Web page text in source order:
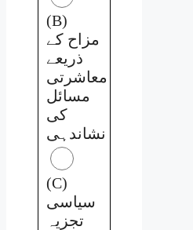
(B)
مزاح کے
ذریعے
معاشرتی
مسائل
کی
نشاندہی
(C)
سیاسی
تجزیہ